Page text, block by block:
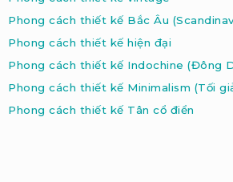
Phong cách thiết kế Bắc Âu
Phong cách thiết kế hiện đại
Phong cách thiết kế Indochine (Đông
Phong cách thiết kế Minimalism (Tối
Phong cách thiết kế Tân cổ điển